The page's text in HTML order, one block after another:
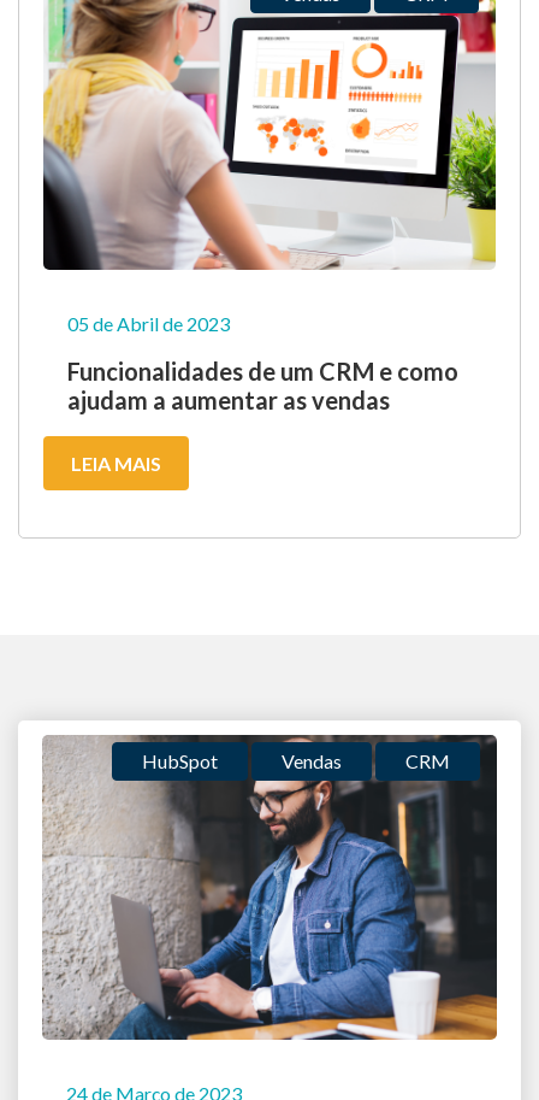
05 de Abril de 2023
Funcionalidades de um CRM e como
ajudam a aumentar as vendas
LEIA MAIS
HubSpot Vendas CRM
24 de Março de 2023